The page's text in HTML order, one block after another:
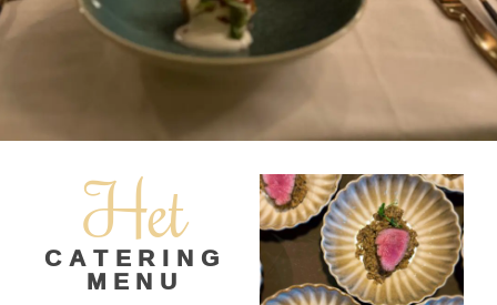
Het
CATERING
MENU